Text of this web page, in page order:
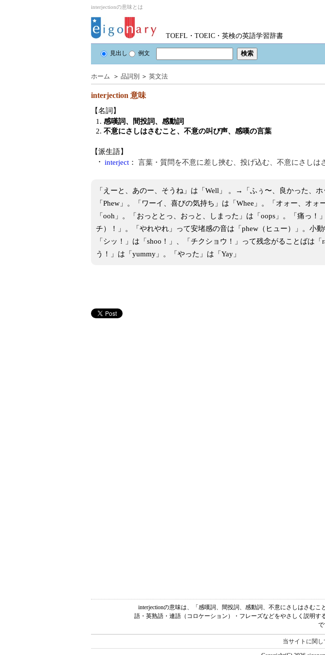
interjectionの意味とは
TOEFL・TOEIC・英検の英語学習辞書
見出し 例文
ホーム ＞ 品詞別 ＞ 英文法
interjection 意味
【名詞】
1. 感嘆詞、間投詞、感動詞
2. 不意にさしはさむこと、不意の叫び声、感嘆の言葉
【派生語】
・ interject ： 言葉・質問を不意に差し挾む、投げ込む、不意にさしは
「えーと、あのー、そうね」は「Well」 。→「ふぅ〜、良かった、
「Phew」。「ワーイ、喜びの気持ち」は「Whee」。「オォー、オォ
「ooh」。「おっととっ、おっと、しまった」は「oops」。「痛っ！
チ）！」。「やれやれ」って安堵感の音は「phew（ヒュー）」。小
「シッ！」は「shoo！」、「チクショウ！」って残念がることばは「
う！」は「yummy」。「やった」は「Yay」
interjectionの意味は、「感嘆詞、間投詞、感動詞、不意にさしはさむ
語・英熟語・連語（コロケーション）・フレーズなどをやさしく説明
で
当サイトに関し